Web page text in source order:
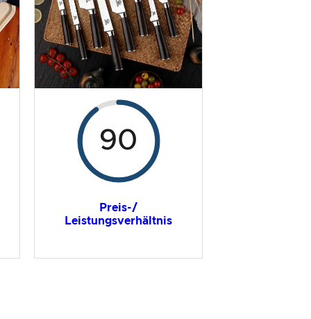
90
Preis-/
Leistungsverhältnis